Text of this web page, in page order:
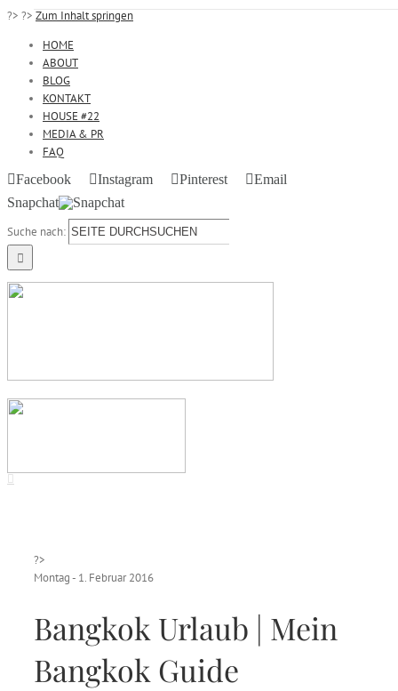
?> ?> Zum Inhalt springen
HOME
ABOUT
BLOG
KONTAKT
HOUSE #22
MEDIA & PR
FAQ
Facebook
Instagram Pinterest
Email
Snapchat
Suche nach:
?>
Montag - 1. Februar 2016
Bangkok Urlaub | Mein
Bangkok Guide